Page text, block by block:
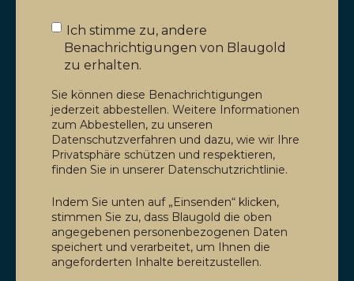
Ich stimme zu, andere
Benachrichtigungen von Blaugold
zu erhalten.
Sie können diese Benachrichtigungen
jederzeit abbestellen. Weitere Informationen
zum Abbestellen, zu unseren
Datenschutzverfahren und dazu, wie wir Ihre
Privatsphäre schützen und respektieren,
finden Sie in unserer Datenschutzrichtlinie.
Indem Sie unten auf „Einsenden“ klicken,
stimmen Sie zu, dass Blaugold die oben
angegebenen personenbezogenen Daten
speichert und verarbeitet, um Ihnen die
angeforderten Inhalte bereitzustellen.